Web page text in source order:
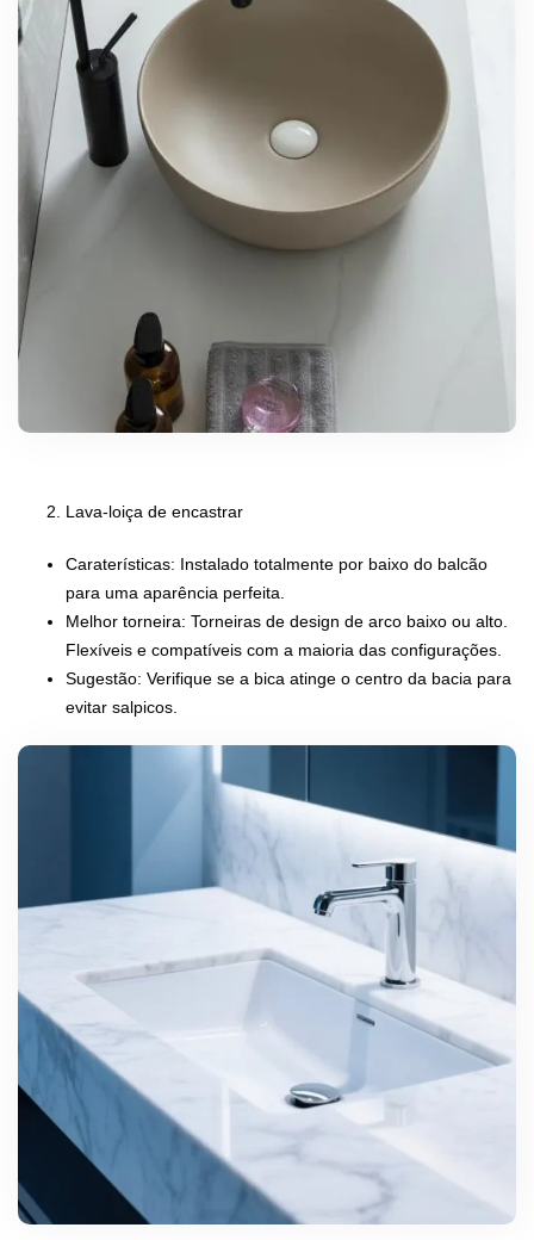
Lava-loiça de encastrar
Caraterísticas: Instalado totalmente por baixo do balcão
para uma aparência perfeita.
Melhor torneira: Torneiras de design de arco baixo ou alto.
Flexíveis e compatíveis com a maioria das configurações.
Sugestão: Verifique se a bica atinge o centro da bacia para
evitar salpicos.